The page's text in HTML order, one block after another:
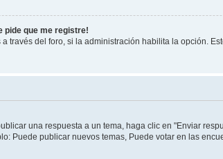
pide que me registre!
través del foro, si la administración habilita la opción.
una respuesta a un tema, haga clic en "Enviar
Puede publicar nuevos temas, Puede votar en las